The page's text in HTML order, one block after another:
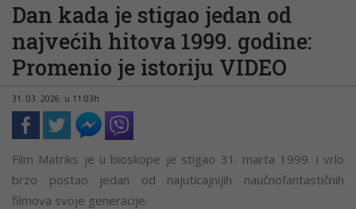
Dan kada je stigao jedan od
najvećih hitova 1999. godine:
Promenio je istoriju VIDEO
31. 03. 2026. u 11:03h
Film Matriks je u bioskope je stigao 31. marta 1999. i vrlo
brzo postao jedan od najuticajnijih naučnofantastičnih
filmova svoje generacije.